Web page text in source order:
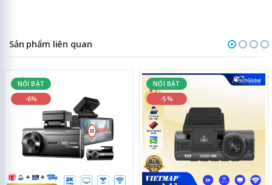
Sản phẩm liên quan
NỔI BẬT
-6%
NỔI BẬT
-5%